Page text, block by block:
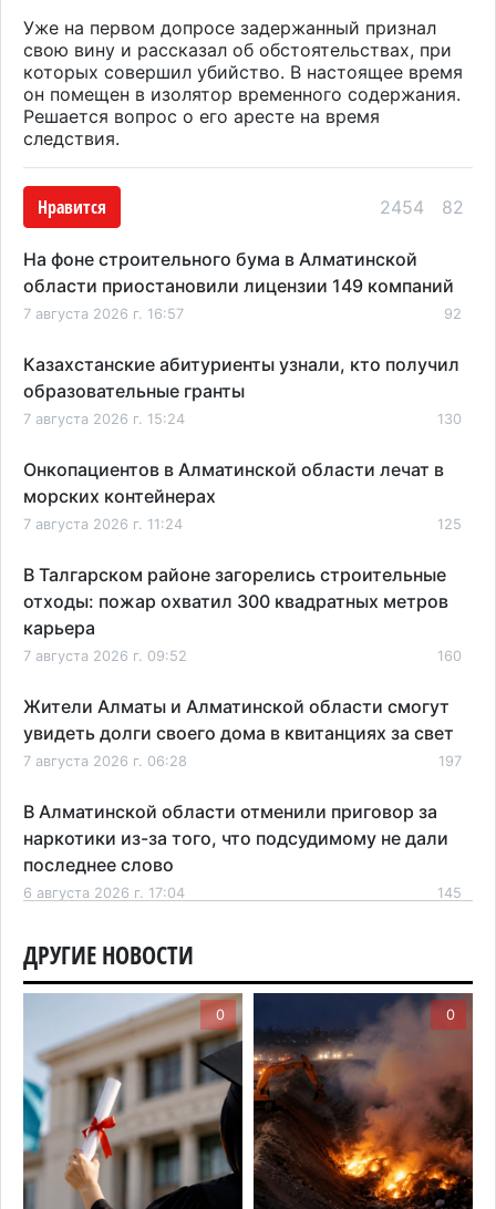
Уже на первом допросе задержанный признал
свою вину и рассказал об обстоятельствах, при
которых совершил убийство. В настоящее время
он помещен в изолятор временного содержания.
Решается вопрос о его аресте на время
следствия.
Нравится 2454 82
На фоне строительного бума в Алматинской
области приостановили лицензии 149 компаний
7 августа 2026 г. 16:57 92
Казахстанские абитуриенты узнали, кто получил
образовательные гранты
7 августа 2026 г. 15:24 130
Онкопациентов в Алматинской области лечат в
морских контейнерах
7 августа 2026 г. 11:24 125
В Талгарском районе загорелись строительные
отходы: пожар охватил 300 квадратных метров
карьера
7 августа 2026 г. 09:52 160
Жители Алматы и Алматинской области смогут
увидеть долги своего дома в квитанциях за свет
7 августа 2026 г. 06:28 197
В Алматинской области отменили приговор за
наркотики из-за того, что подсудимому не дали
последнее слово
6 августа 2026 г. 17:04 145
Проезд по БАКАД резко подорожал: в
Алматинской области начали действовать новые
тарифы
6 августа 2026 г. 14:36 195
Сильнейшие дзюдоисты мира приехали на
сборы в Алматинскую область
6 августа 2026 г. 12:12 155
Первый раз с ИИ в первый класс: казахстанских
ДРУГИЕ НОВОСТИ
0 0